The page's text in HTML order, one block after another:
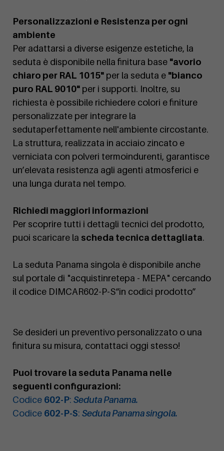
Personalizzazioni e Resistenza per ogni
ambiente
Per adattarsi a diverse esigenze estetiche, la
seduta è disponibile nella finitura base "avorio
chiaro per RAL 1015" per la seduta e "bianco
puro RAL 9010" per i supporti. Inoltre, su
richiesta è possibile richiedere colori e finiture
personalizzate per integrare la
sedutaperfettamente nell'ambiente circostante.
La struttura, realizzata in acciaio zincato e
verniciata con polveri termoindurenti, garantisce
un’elevata resistenza agli agenti atmosferici e
una lunga durata nel tempo.
Richiedi maggiori informazioni
Per scoprire tutti i dettagli tecnici del prodotto,
puoi scaricare la scheda tecnica dettagliata.
La seduta Panama singola è disponibile anche
sul portale di "acquistinretepa - MEPA" cercando
il codice DIMCAR602-P-S“in codici prodotto”
Se desideri un preventivo personalizzato o una
finitura su misura, contattaci oggi stesso!
Puoi trovare la seduta Panama nelle
seguenti configurazioni:
Codice 602-P: Seduta Panama.
Codice 602-P-S: Seduta Panama singola.